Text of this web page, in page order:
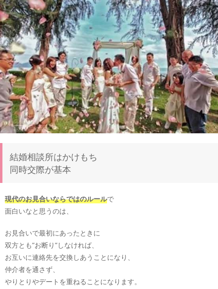
結婚相談所はかけもち
同時交際が基本
現代のお見合いならではのルールで
面白いなと思うのは、
お見合いで最初にあったときに
双方とも”お断り”しなければ、
お互いに連絡先を交換しあうことになり、
仲介者を通さず、
やりとりやデートを重ねることになります。